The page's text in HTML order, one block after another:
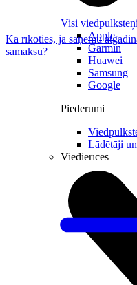
Visi viedpulksteņi
Apple
Garmin
Huawei
Samsung
Google
Piederumi
Lādētāji
Viedierīces
Kā rīkoties, ja saņēmu
samaksu?